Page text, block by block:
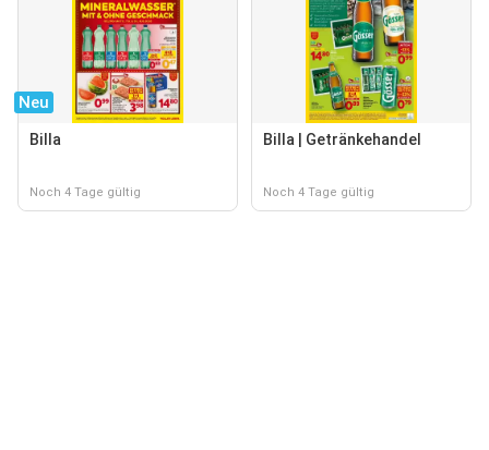
Neu
Billa
Noch 4 Tage gültig
Billa | Getränkehandel
Noch 4 Tage gültig